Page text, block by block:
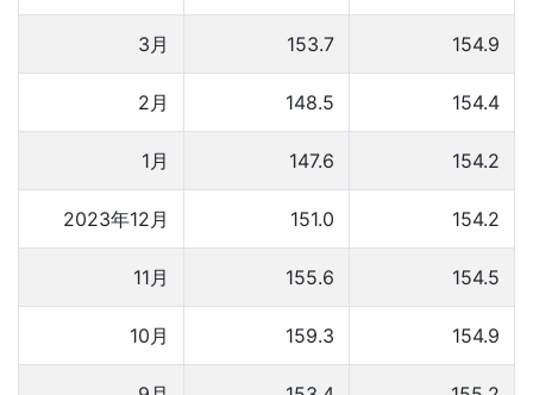
3月 153.7 154.9
2月 148.5 154.4
1月 147.6 154.2
2023年12月 151.0 154.2
11月 155.6 154.5
10月 159.3 154.9